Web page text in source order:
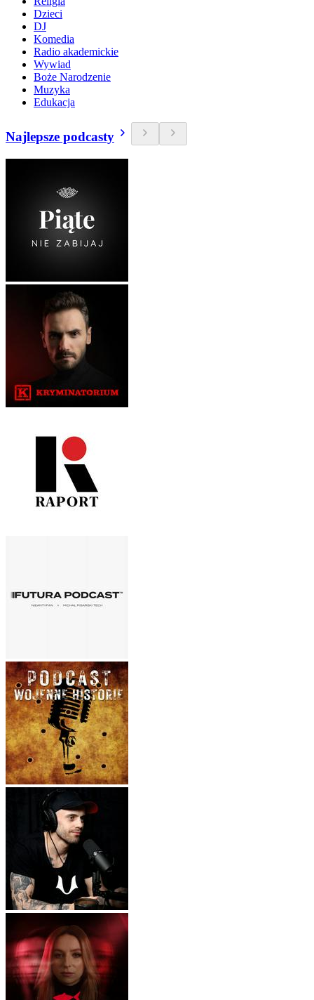
Dzieci
DJ
Komedia
Radio akademickie
Wywiad
Boże Narodzenie
Muzyka
Edukacja
Najlepsze podcasty